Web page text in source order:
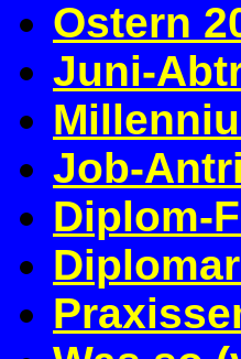
Ostern
Juni-
Job-
Diplom-